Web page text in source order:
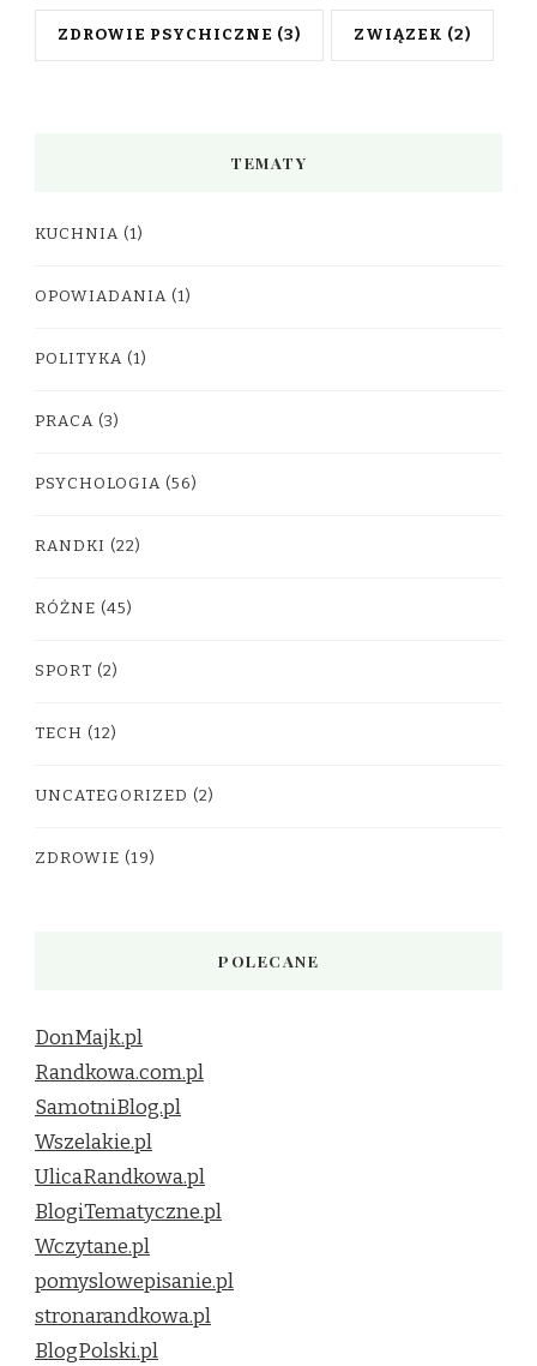
ZDROWIE PSYCHICZNE (3) ZWIĄZEK (2)
TEMATY
KUCHNIA (1)
OPOWIADANIA (1)
POLITYKA (1)
PRACA (3)
PSYCHOLOGIA (56)
RANDKI (22)
RÓŻNE (45)
SPORT (2)
TECH (12)
UNCATEGORIZED (2)
ZDROWIE (19)
POLECANE
DonMajk.pl
Randkowa.com.pl
SamotniBlog.pl
Wszelakie.pl
UlicaRandkowa.pl
BlogiTematyczne.pl
Wczytane.pl
pomyslowepisanie.pl
stronarandkowa.pl
BlogPolski.pl